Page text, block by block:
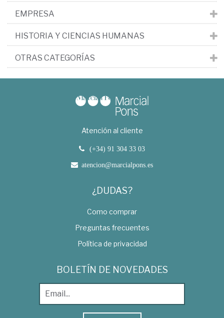
EMPRESA
HISTORIA Y CIENCIAS HUMANAS
OTRAS CATEGORÍAS
Atención al cliente
(+34) 91 304 33 03
atencion@marcialpons.es
¿DUDAS?
Como comprar
Preguntas frecuentes
Política de privacidad
BOLETÍN DE NOVEDADES